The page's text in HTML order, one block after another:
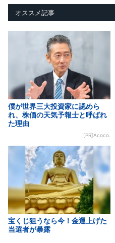
オススメ記事
僕が世界三大投資家に認めら
れ、株価の天気予報士と呼ばれ
た理由
[PR]Acoco.
宝くじ狙うなら今！金運上げた
当選者が暴露